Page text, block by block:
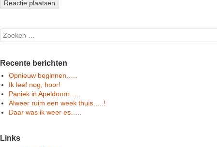
Search
Recente berichten
Opnieuw beginnen…..
Ik leef nog, hoor!
Paniek in Apeldoorn…..
Alweer ruim een week thuis…..!
Daar was ik weer es…..
Links